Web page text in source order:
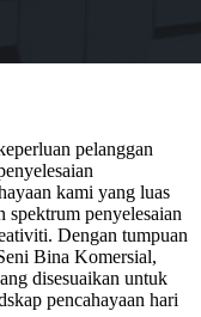
pelanggan
kami yang luas
spektrum penyelesaian
Dengan tumpuan
Bina Komersial,
disesuaikan untuk
pencahayaan hari